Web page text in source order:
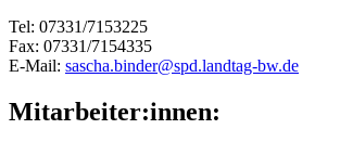
Tel: 07331/7153225
Fax: 07331/7154335
E-Mail: sascha.binder@spd.landtag-bw.de
Mitarbeiter:innen: